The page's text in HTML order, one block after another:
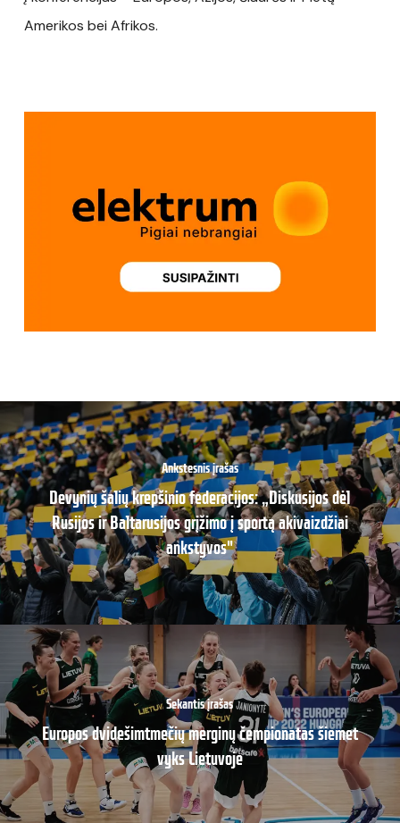
Amerikos bei Afrikos.
Ankstesnis įrašas
Devynių šalių krepšinio federacijos: „Diskusijos dėl
Rusijos ir Baltarusijos grįžimo į sportą akivaizdžiai
ankstyvos"
Sekantis įrašas
Europos dvidešimtmečių merginų čempionatas šiemet
vyks Lietuvoje